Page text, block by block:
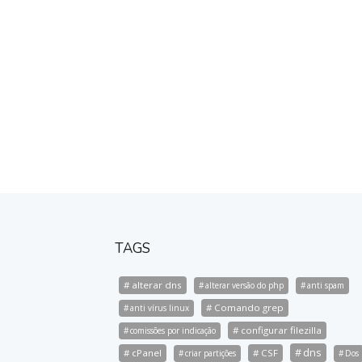
TAGS
alterar dns alterar versão do php
anti spam
anti vírus linux
Comando grep
comissões por indicação
configurar filezilla
cPanel
criar partições CSF dns Dos